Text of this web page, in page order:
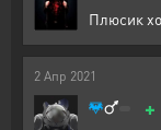
Плюсик
2 Апр 2021
+